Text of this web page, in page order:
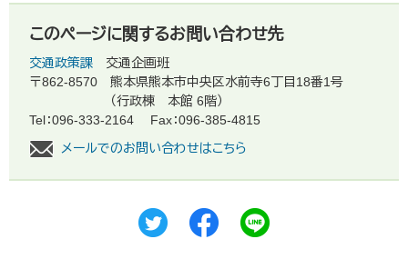
このページに関するお問い合わせ先
交通政策課
交通企画班
〒862-8570
熊本県熊本市中央区水前寺6丁目18番1号
（行政棟 本館 6階）
Tel：096-333-2164
Fax：096-385-4815
メールでのお問い合わせはこちら